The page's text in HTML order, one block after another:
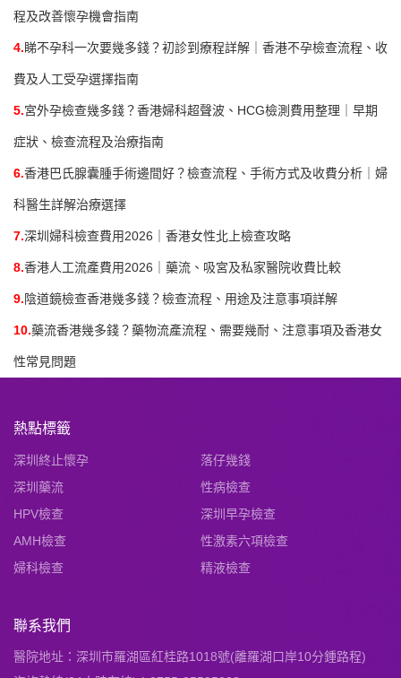
程及改善懷孕機會指南
4.睇不孕科一次要幾多錢？初診到療程詳解｜香港不孕檢查流程、收
費及人工受孕選擇指南
5.宮外孕檢查幾多錢？香港婦科超聲波、HCG檢測費用整理｜早期
症狀、檢查流程及治療指南
6.香港巴氏腺囊腫手術邊間好？檢查流程、手術方式及收費分析｜婦
科醫生詳解治療選擇
7.深圳婦科檢查費用2026｜香港女性北上檢查攻略
8.香港人工流產費用2026｜藥流、吸宮及私家醫院收費比較
9.陰道鏡檢查香港幾多錢？檢查流程、用途及注意事項詳解
10.藥流香港幾多錢？藥物流產流程、需要幾耐、注意事項及香港女
性常見問題
熱點標籤
深圳終止懷孕
落仔幾錢
深圳藥流
性病檢查
HPV檢查
深圳早孕檢查
AMH檢查
性激素六項檢查
婦科檢查
精液檢查
聯系我們
醫院地址：深圳市羅湖區紅桂路1018號(離羅湖口岸10分鍾路程)